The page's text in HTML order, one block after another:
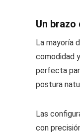
Un
La mayoría
comodidad
perfecta
postura
Las
con